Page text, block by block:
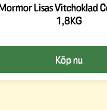
Lisas Vitchoklad
1,8KG
Köp nu